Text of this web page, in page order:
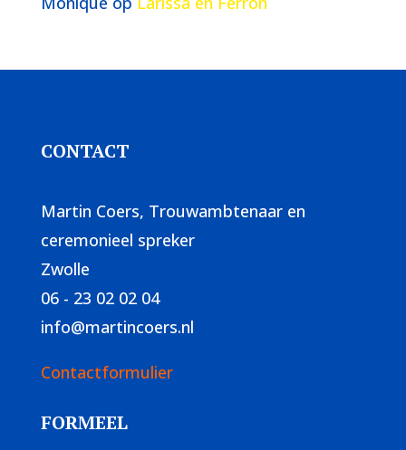
CONTACT
Martin Coers, Trouwambtenaar en
ceremonieel spreker
Zwolle
06 - 23 02 02 04
info@martincoers.nl
Contactformulier
FORMEEL